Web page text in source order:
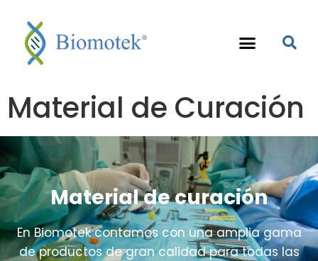
Material de Curación
Material de curación
En Biomotek contamos con una amplia gama
de productos de gran calidad para todas las